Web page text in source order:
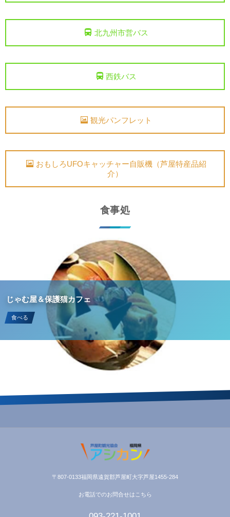
北九州市営バス
西鉄バス
観光パンフレット
おもしろUFOキャッチャー自販機（芦屋特産品紹
介）
食事処
じゃむ屋＆保護猫カフェ
食べる
〒807-0133福岡県遠賀郡芦屋町大字芦屋1455-284
お電話でのお問合せはこちら